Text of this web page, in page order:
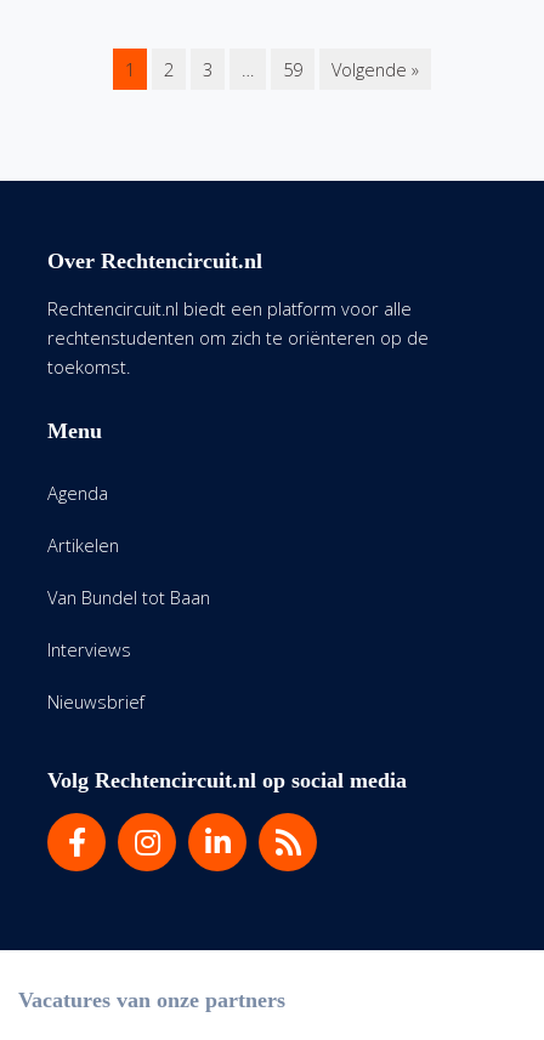
1 2 3 … 59 Volgende »
Over Rechtencircuit.nl
Rechtencircuit.nl biedt een platform voor alle
rechtenstudenten om zich te oriënteren op de
toekomst.
Menu
Agenda
Artikelen
Van Bundel tot Baan
Interviews
Nieuwsbrief
Volg Rechtencircuit.nl op social media
Vacatures van onze partners